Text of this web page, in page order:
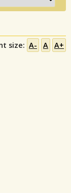
size: A- A A+